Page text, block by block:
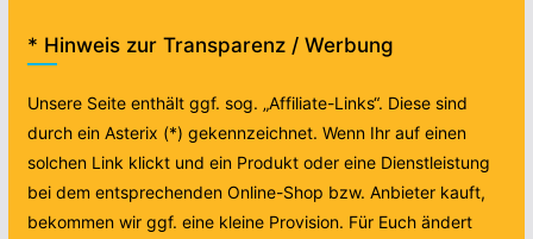
* Hinweis zur Transparenz / Werbung
Unsere Seite enthält ggf. sog. „Affiliate-Links“. Diese sind
durch ein Asterix (*) gekennzeichnet. Wenn Ihr auf einen
solchen Link klickt und ein Produkt oder eine Dienstleistung
bei dem entsprechenden Online-Shop bzw. Anbieter kauft,
bekommen wir ggf. eine kleine Provision. Für Euch ändert